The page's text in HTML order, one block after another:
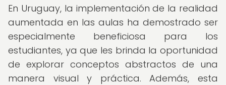
En Uruguay, la implementación de la realidad
aumentada en las aulas ha demostrado ser
especialmente beneficiosa para los
estudiantes, ya que les brinda la oportunidad
de explorar conceptos abstractos de una
manera visual y práctica. Además, esta